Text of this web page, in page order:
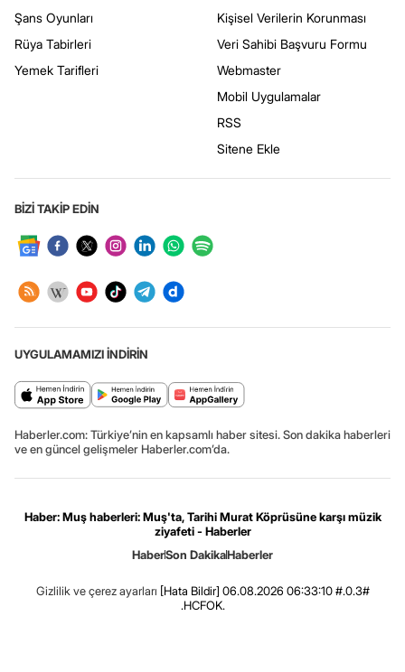
Şans Oyunları
Rüya Tabirleri
Yemek Tarifleri
Kişisel Verilerin Korunması
Veri Sahibi Başvuru Formu
Webmaster
Mobil Uygulamalar
RSS
Sitene Ekle
BİZİ TAKİP EDİN
UYGULAMAMIZI İNDİRİN
Haberler.com: Türkiye’nin en kapsamlı haber sitesi. Son dakika haberleri
ve en güncel gelişmeler Haberler.com’da.
Haber: Muş haberleri: Muş'ta, Tarihi Murat Köprüsüne karşı müzik
ziyafeti - Haberler
HaberSon DakikaHaberler
Gizlilik ve çerez ayarları [Hata Bildir] 06.08.2026 06:33:10 #.0.3#
.HCFOK.